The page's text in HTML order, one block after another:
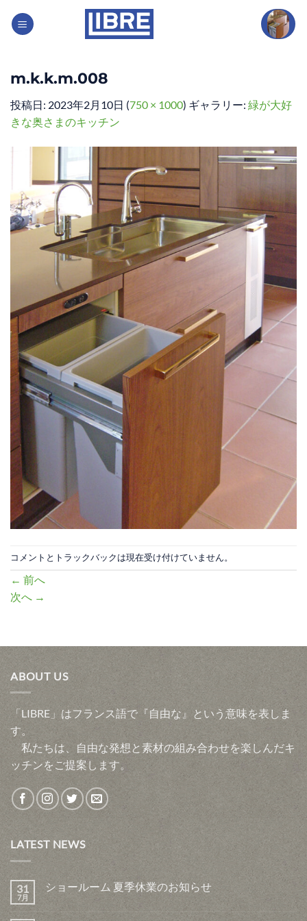
m.k.k.m.008
投稿日: 2023年2月10日 (750 × 1000) ギャラリー: 緑が大好
きな奥さまのキッチン
コメントとトラックバックは現在受け付けていません。
← 前へ
次へ →
ABOUT US
「LIBRE」はフランス語で『自由な』という意味を表しま
す。
私たちは、自由な発想と素材の組み合わせを楽しんだキ
ッチンをご提案します。
LATEST NEWS
31
7月
ショールーム 夏季休業のお知らせ